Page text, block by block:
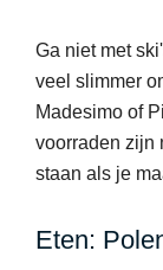
Ga niet met
veel slimmer
Madesimo of
voorraden zijn
staan als je
Eten: